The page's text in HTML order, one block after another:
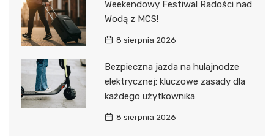
Weekendowy Festiwal Radości nad
Wodą z MCS!
8 sierpnia 2026
Bezpieczna jazda na hulajnodze
elektrycznej: kluczowe zasady dla
każdego użytkownika
8 sierpnia 2026